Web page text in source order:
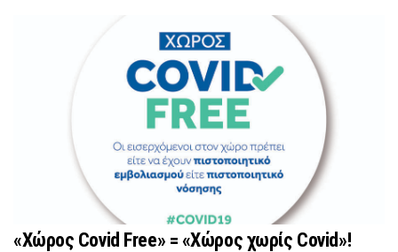
«Χώρος Covid Free» = «Χώρος χωρίς Covid»!